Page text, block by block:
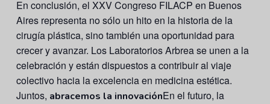
En conclusión, el XXV Congreso FILACP en Buenos
Aires representa no sólo un hito en la historia de la
cirugía plástica, sino también una oportunidad para
crecer y avanzar. Los Laboratorios Arbrea se unen a la
celebración y están dispuestos a contribuir al viaje
colectivo hacia la excelencia en medicina estética.
Juntos, abracemos la innovaciónEn el futuro, la